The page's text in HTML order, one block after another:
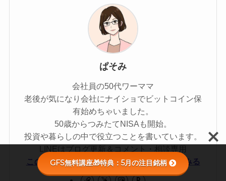
ぱそみ
会社員の50代ワーママ
老後が気になり会社にナイショでビットコイン保
有始めちゃいました。
50歳からつみたてNISAも開始。
投資や暮らしの中で役立つことを書いています。
LINEはブログ更新＆コメント・相談専用
このサイトのテーマ：SWELLを詳しく見てみる
GFS無料講座🎁特典：5月の注目銘柄